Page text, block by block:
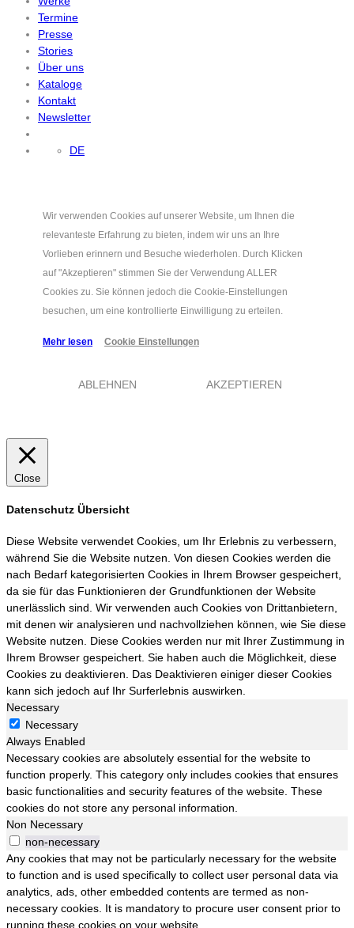
Termine
Presse
Stories
Über uns
Kataloge
Kontakt
Newsletter
DE
Wir verwenden Cookies auf unserer Website, um Ihnen die
relevanteste Erfahrung zu bieten, indem wir uns an Ihre
Vorlieben erinnern und Besuche wiederholen. Durch Klicken
auf "Akzeptieren" stimmen Sie der Verwendung ALLER
Cookies zu. Sie können jedoch die Cookie-Einstellungen
besuchen, um eine kontrollierte Einwilligung zu erteilen.
Mehr lesen Cookie Einstellungen
ABLEHNEN AKZEPTIEREN
Close
Datenschutz Übersicht
Diese Website verwendet Cookies, um Ihr Erlebnis zu verbessern,
während Sie die Website nutzen. Von diesen Cookies werden die
nach Bedarf kategorisierten Cookies in Ihrem Browser gespeichert,
da sie für das Funktionieren der Grundfunktionen der Website
unerlässlich sind. Wir verwenden auch Cookies von Drittanbietern,
mit denen wir analysieren und nachvollziehen können, wie Sie diese
Website nutzen. Diese Cookies werden nur mit Ihrer Zustimmung in
Ihrem Browser gespeichert. Sie haben auch die Möglichkeit, diese
Cookies zu deaktivieren. Das Deaktivieren einiger dieser Cookies
kann sich jedoch auf Ihr Surferlebnis auswirken.
Necessary
Necessary
Always Enabled
Necessary cookies are absolutely essential for the website to
function properly. This category only includes cookies that ensures
basic functionalities and security features of the website. These
cookies do not store any personal information.
Non Necessary
non-necessary
Any cookies that may not be particularly necessary for the website
to function and is used specifically to collect user personal data via
analytics, ads, other embedded contents are termed as non-
necessary cookies. It is mandatory to procure user consent prior to
running these cookies on your website.